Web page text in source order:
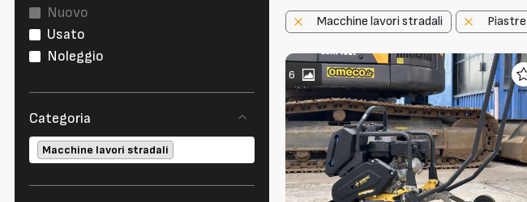
Nuovo
Usato
Noleggio
Categoria
Macchine lavori stradali
Macchine lavori stradali
6